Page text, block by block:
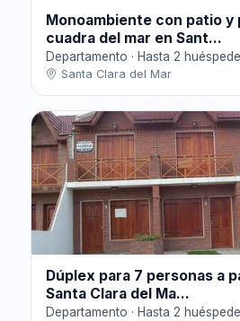
Monoambiente con patio y
cuadra del mar en Sant...
Departamento · Hasta 2
Santa Clara del Mar
Dúplex para 7 personas a
Santa Clara del Ma...
Departamento · Hasta 2